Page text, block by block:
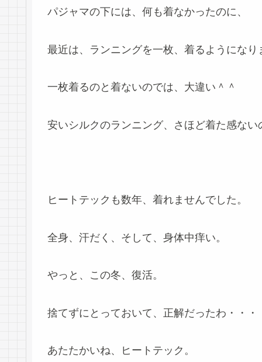
パジャマの下には、何も着なかったのに、
最近は、ランニングを一枚、着るようになり
一枚着るのと着ないのでは、大違い＾＾
安いシルクのランニング、さほど着た感な
ヒートテックも数年、着れませんでした。
全身、汗だく、そして、身体中痒い。
やっと、この冬、復活。
捨てずにとっておいて、正解だったわ・・・
あたたかいね、ヒートテック。